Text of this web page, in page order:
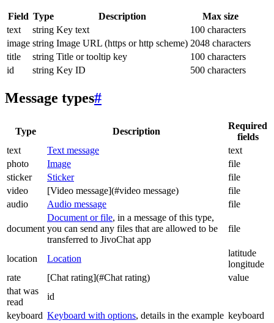
Field Type Description
Max size
text
string Key text
100 characters
image string Image URL (https or http scheme) 2048 characters
title
string Title or tooltip key
100 characters
id
string Key ID 500 characters
Message types#
Type Description
Required
fields
text
Text message
text
photo
Image
file
sticker
Sticker
file
video
[Video message](#video message)
file
audio
Audio message file
document
Document or file, in a message of this type,
you can send any files that are allowed to be
transferred to JivoChat app
file
location Location
latitude
longitude
rate
[Chat rating](#Chat rating)
value
that was
read
id
keyboard Keyboard with options, details in the example keyboard